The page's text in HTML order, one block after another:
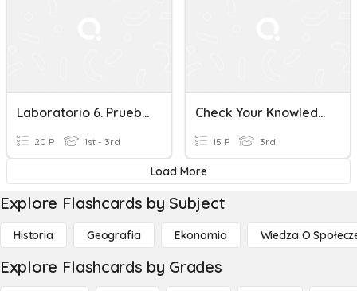
Laboratorio 6. Pruebas Cruzadas
20 P 1st - 3rd
Check Your Knowledge
15 P 3rd
Load More
Explore Flashcards by Subject
Historia Geografia Ekonomia Wiedza O
Explore Flashcards by Grades